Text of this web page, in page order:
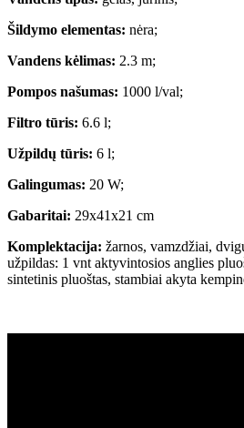
Šildymo elementas: nėra;
Vandens kėlimas: 2.3 m;
Pompos našumas: 1000 l/val;
Filtro tūris: 6.6 l;
Užpildų tūris: 6 l;
Galingumas: 20 W;
Gabaritai: 29x41x21 cm
Komplektacija: žarnos, vamzdžiai,
užpildas: 1 vnt aktyvintosios anglies
sintetinis pluoštas, stambiai akyta